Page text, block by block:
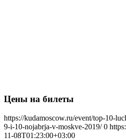
Цены на билеты
https://kudamoscow.ru/event/top-10-
9-i-10-nojabrja-v-moskve-2019/ 0
11-08T01:23:00+03:00